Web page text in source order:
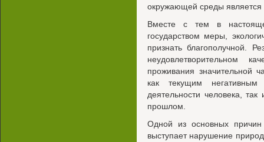
окружающей среды является
Вместе с тем в
государством меры,
признать благополучной.
неудовлетворительном
проживания значительной
как текущим негативным
деятельности человека,
прошлом.
Одной из основных
выступает нарушение